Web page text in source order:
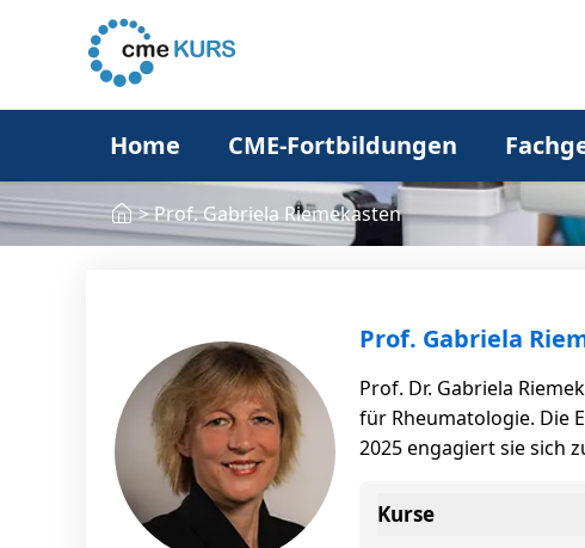
Home CME-Fortbildungen
>Prof. Gabriela Riemekasten
Prof. Gabriela
Prof. Dr. Gabriela
für Rheumatologie. Die
2025 engagiert sie sich
Kurse